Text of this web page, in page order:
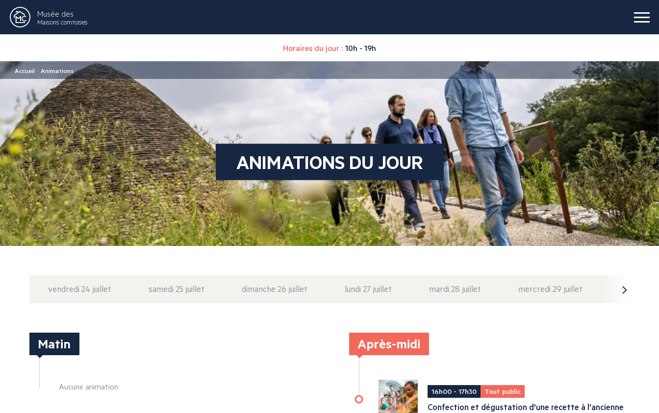
Musée des
Maisons comtoises
Horaires du jour : 10h - 19h
Accueil > Animations
ANIMATIONS DU JOUR
vendredi 24 juillet samedi 25 juillet dimanche 26 juillet lundi 27 juillet mardi 28 juillet mercredi 29 juillet jeudi 30
Matin
Aucune animation
Après-midi
16h00 - 17h30 Tout public
Confection et dégustation d'une recette à l'ancienne